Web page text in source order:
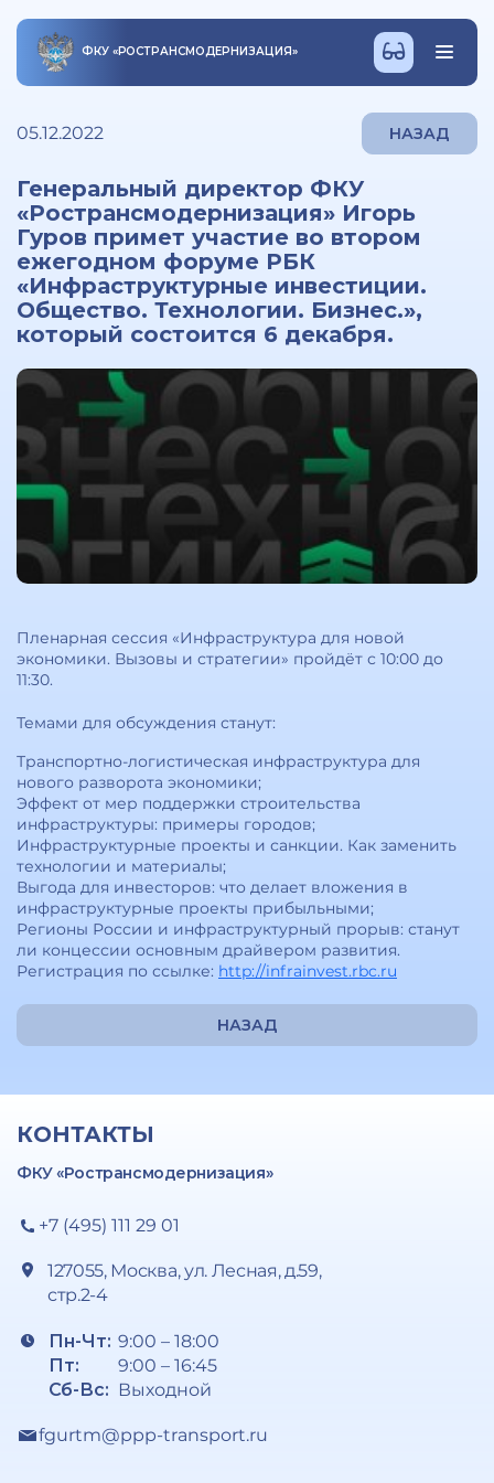
ФКУ «РОСТРАНСМОДЕРНИЗАЦИЯ»
05.12.2022 НАЗАД
Генеральный директор ФКУ
«Ространсмодернизация» Игорь
Гуров примет участие во втором
ежегодном форуме РБК
«Инфраструктурные инвестиции.
Общество. Технологии. Бизнес.»,
который состоится 6 декабря.
Пленарная сессия «Инфраструктура для новой
экономики. Вызовы и стратегии» пройдёт с 10:00 до
11:30.
Темами для обсуждения станут:
Транспортно-логистическая инфраструктура для
нового разворота экономики;
Эффект от мер поддержки строительства
инфраструктуры: примеры городов;
Инфраструктурные проекты и санкции. Как заменить
технологии и материалы;
Выгода для инвесторов: что делает вложения в
инфраструктурные проекты прибыльными;
Регионы России и инфраструктурный прорыв: станут
ли концессии основным драйвером развития.
Регистрация по ссылке: http://infrainvest.rbc.ru
НАЗАД
КОНТАКТЫ
ФКУ «Ространсмодернизация»
+7 (495) 111 29 01
127055, Москва, ул. Лесная, д.59,
стр.2-4
Пн-Чт:
Пт:
Сб-Вс:
9:00 – 18:00
9:00 – 16:45
Выходной
fgurtm@ppp-transport.ru